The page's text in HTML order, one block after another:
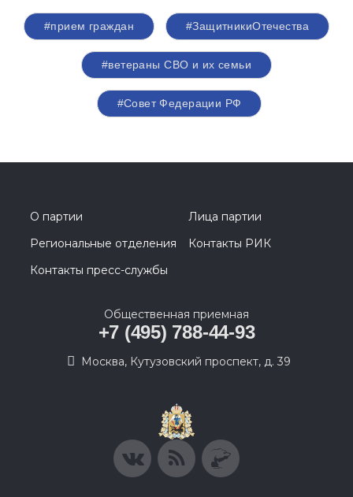
#прием граждан #ЗащитникиОтечества
#ветераны СВО и их семьи
#Совет Федерации РФ
О партии
Лица партии
Региональные отделения
Контакты РИК
Контакты пресс-службы
Общественная приемная
+7 (495) 788-44-93
Москва, Кутузовский проспект, д. 39